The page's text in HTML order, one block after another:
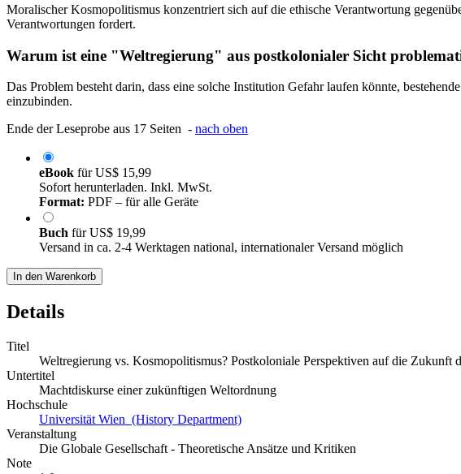
Moralischer Kosmopolitismus konzentriert sich auf die ethische Verantwortung
Verantwortungen fordert.
Warum ist eine "Weltregierung" aus postkolonialer Sicht
Das Problem besteht darin, dass eine solche Institution Gefahr laufen könnte,
einzubinden.
Ende der Leseprobe aus 17 Seiten - nach oben
eBook fürUS$ 15,99
Sofort herunterladen. Inkl. MwSt.
Format: PDF – für alle Geräte
Buch fürUS$ 19,99
Versand in ca. 2-4 Werktagen national, internationaler Versand möglich
In den Warenkorb
Details
Titel
Weltregierung vs. Kosmopolitismus? Postkoloniale Perspektiven auf die Zukunft
Untertitel
Machtdiskurse einer zukünftigen Weltordnung
Hochschule
Universität Wien (History Department)
Veranstaltung
Die Globale Gesellschaft - Theoretische Ansätze und Kritiken
Note